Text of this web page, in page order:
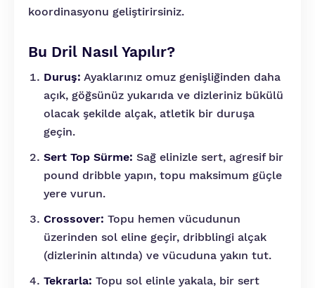
koordinasyonu geliştirirsiniz.
Bu Dril Nasıl Yapılır?
Duruş: Ayaklarınız omuz genişliğinden daha
açık, göğsünüz yukarıda ve dizleriniz bükülü
olacak şekilde alçak, atletik bir duruşa
geçin.
Sert Top Sürme: Sağ elinizle sert, agresif bir
pound dribble yapın, topu maksimum güçle
yere vurun.
Crossover: Topu hemen vücudunun
üzerinden sol eline geçir, dribblingi alçak
(dizlerinin altında) ve vücuduna yakın tut.
Tekrarla: Topu sol elinle yakala, bir sert